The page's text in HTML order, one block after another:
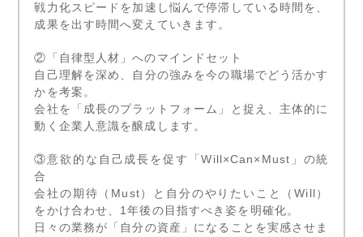
戦力化スピードを加速し悩んで停滞している時間を、
成果を出す時間へ変えていきます。
②「自律型人材」へのマインドセット
自己理解を深め、自分の強みを今の職場でどう活かす
かを考案。
会社を「成長のプラットフォーム」と捉え、主体的に
動く企業人意識を醸成します。
③意欲的な自己成長を促す「Will×Can×Must」の統
合
会社の期待（Must）と自分のやりたいこと（Will）
をかけ合わせ、1年後の目指すべき姿を明確化。
日々の業務が「自分の資産」になることを実感させま